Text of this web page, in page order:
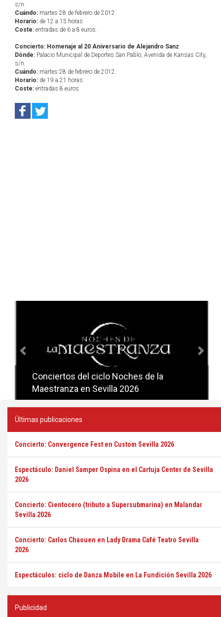
s/n.
Cuándo: martes 28 de febrero de 2012.
Horario: de 12 a 15 horas.
Coste: entradas de 6 a 8 euros.
Concierto: Homenaje al 20 Aniversario de Alejandro Sanz
Dónde: Palacio Municipal de Deportes San Pablo, Avenida de Kansas City,
s/n.
Cuándo: martes 28 de febrero de 2012.
Horario: de 19 a 21 horas.
Coste: entradas 8 euros.
Conciertos del ciclo Noches de la
Maestranza en Sevilla 2026
Conciertos del ciclo Candlelight en
Sevilla
Últimas publicaciones
Concierto: Convergence Fest en Custom Sevilla 2026
Espectáculo: Daniel Samper Ospina en el Cartuja Center de Sevilla
2026
Concierto: Cientocero (tributo a Supersubmarina) en Malandar
Sevilla 2026
Concierto: Carlos Chaouen en Lady Drama Café Teatro Sevilla
2026
Espectáculos: ciclo de Danza Mobile en La Fundición Sevilla 2026
Publicidad